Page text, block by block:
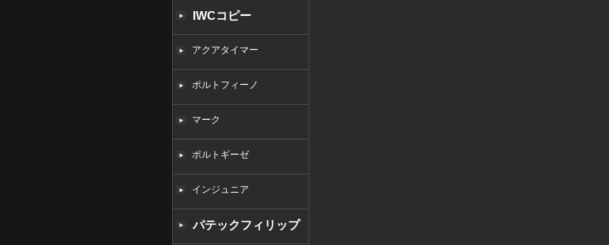
IWCコピー
アクアタイマー
ポルトフィーノ
マーク
ポルトギーゼ
インジュニア
パテックフィリップ